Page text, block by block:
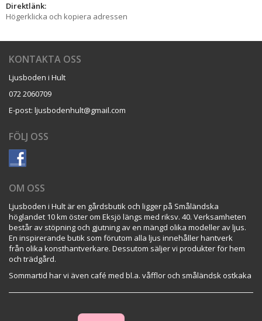
Direktlänk:
Högerklicka och kopiera adressen
KONTAKTA OSS
Ljusboden i Hult
072 2060709
E-post: ljusbodenhult@gmail.com
FÖLJ OSS
OM OSS
Ljusboden i Hult är en gårdsbutik och ligger på Småländska
höglandet 10 km öster om Eksjö längs med riksv. 40. Verksamheten
består av stöpning och gjutning av en mängd olika modeller av ljus.
En inspirerande butik som förutom alla ljus innehåller hantverk
från olika konsthantverkare. Dessutom säljer vi produkter för hem
och trädgård.
Sommartid har vi även café med bl.a. våfflor och småländsk ostkaka